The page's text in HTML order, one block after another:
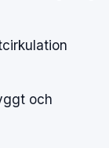
och